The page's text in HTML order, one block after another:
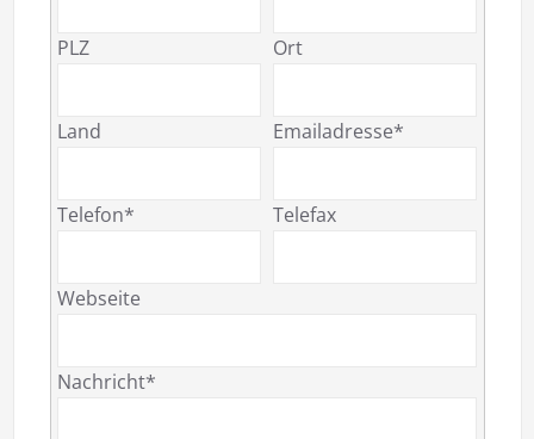
PLZ Ort
Land Emailadresse*
Telefon* Telefax
Webseite
Nachricht*